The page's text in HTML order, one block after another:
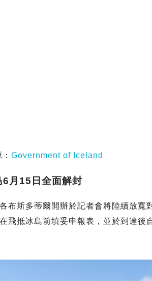
Government of Iceland
6月15日全面解封
布斯多蒂爾開辦於記者會將陸續放
飛抵冰島前填妥申報表，並於到達後